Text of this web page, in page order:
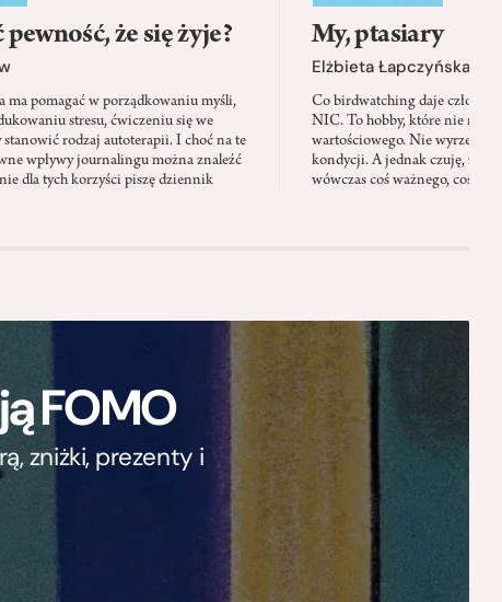
pewność, że się żyje?
ma pomagać w porządkowaniu myśli,
stresu, ćwiczeniu się we
stanowić rodzaj autoterapii. I choć na te
wpływy journalingu można znaleźć
dla tych korzyści piszę dziennik
My, ptasiary
Elżbieta Łapczyńska
Co birdwatching daje
NIC. To hobby, które nie ma
wartościowego. Nie wyrzeźbi
kondycji. A jednak czuję, że
wówczas coś ważnego, coś,
FOMO
zniżki, prezenty i